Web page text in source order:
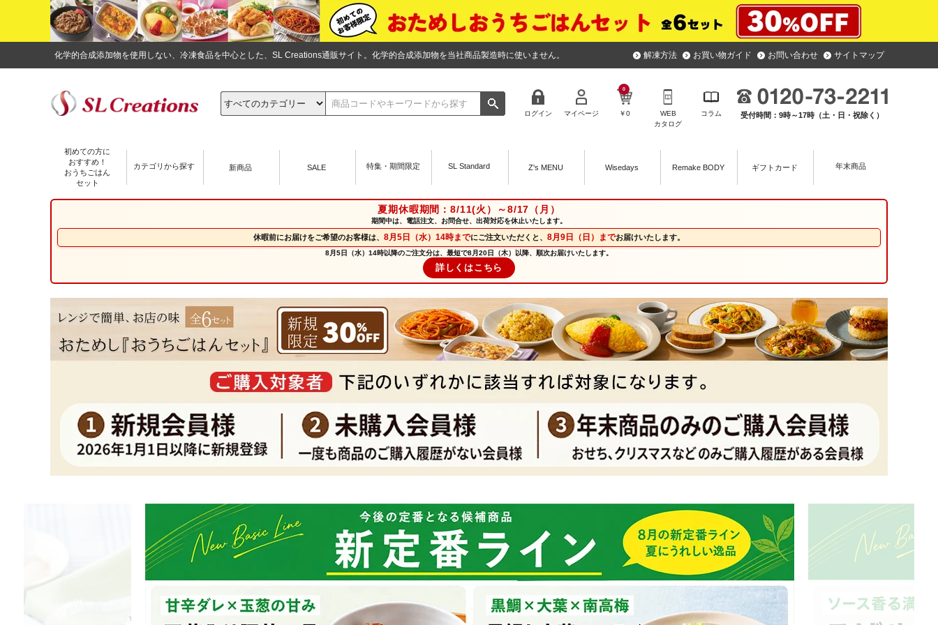
化学的合成添加物を使用しない、冷凍食品を中心とした、SL Creations通販サイト。化学的合成添加物を当社商品製造時に使いません。 解凍方法 お買い物ガイド お問い合わせ サイトマップ
受付時間：9時～17時（土・日・祝除く）
ログイン マイページ ￥0
0
WEB
カタログ
コラム
初めての方に
おすすめ！
おうちごはん
セット
カテゴリから探す 新商品 SALE 特集・期間限定 SL Standard Z's MENU Wisedays Remake BODY ギフトカード 年末商品
夏期休暇期間：8/11(火）～8/17（月）
期間中は、電話注文、お問合せ、出荷対応を休止いたします。
休暇前にお届けをご希望のお客様は、 8月5日（水）14時までにご注文いただくと、 8月9日（日）までお届けいたします。
8月5日（水）14時以降のご注文分は、最短で8月20日（木）以降、順次お届けいたします。
詳しくはこちら